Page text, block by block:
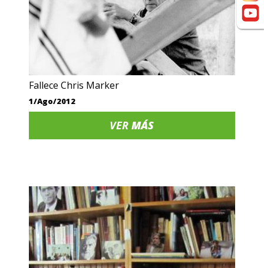
Fallece Chris Marker
1/Ago/2012
VERMÁS